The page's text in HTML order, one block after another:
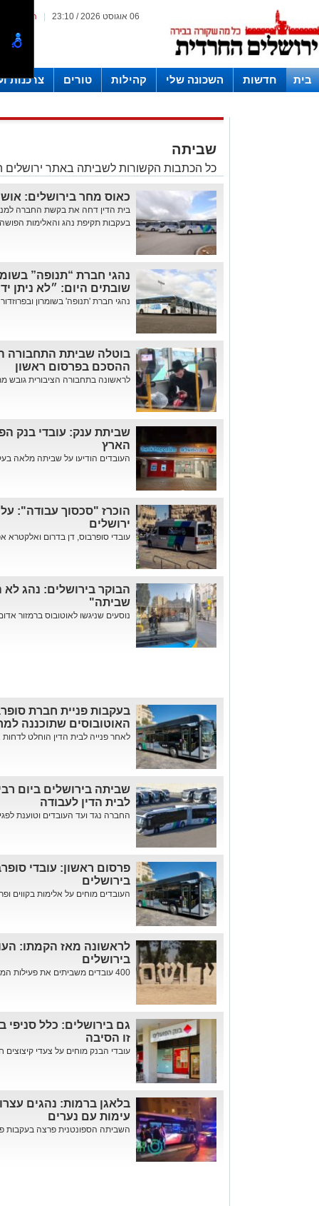
המייל 06 אוגוסט 2026 / 23:10
בית חדשות השכונה שלי קהילות טורים
צרכנות
שביתה
כל הכתבות הקשורות לשביתה באתר ירושלים
כאוס מחר בירושלים:
בית הדין דחה את בקשת החברה
בעקבות תקיפת נהג והאלימות
נהגי חברת “תנופה”
שובתים היום: ״לא ניתן
נהגי חברת 'תנופה' בשומרון
בוטלה שביתת התחבורה
ההסכם בפרסום ראשון
לראשונה בתחבורה הציבורית גובש
שביתת ענק: עובדי בנק
הארץ
העובדים הודיעו על שביתה מלאה
הוכרז "סכסוך עבודה":
ירושלים
עובדי סופרבוס, דן בדרום ואלקטרא
הבוקר בירושלים: נהג לא
שביתה"
נוסעים שניגשו לאוטובוס ברמזור
בעקבות פניית חברת
האוטובוסים שתוכננה
לאחר פנייה לבית הדין הוחלט
שביתה בירושלים ביום
לבית הדין לעבודה
החברה נגד ועד העובדים וטוענת
פרסום ראשון: עובדי
בירושלים
העובדים מוחים על אלימות בקווים
לראשונה מאז הקמתו:
בירושלים
400 עובדים משביתים את פעילות המוסד במחאה על חזרת משרד ...
גם בירושלים: כלל סניפי
זו הסיבה
עובדי הבנק מוחים על צעדי
בלאגן ברמות: נהגים
עימות עם נערים
השביתה הספונטנית פרצה בעקבות